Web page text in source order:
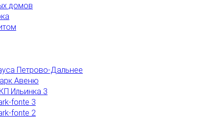
домов
Петрово-Дальнее
Авеню
Ильинка 3
fonte 3
fonte 2